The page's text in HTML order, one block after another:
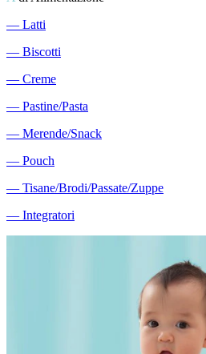
― Latti
― Biscotti
― Creme
― Pastine/Pasta
― Merende/Snack
― Pouch
― Tisane/Brodi/Passate/Zuppe
― Integratori